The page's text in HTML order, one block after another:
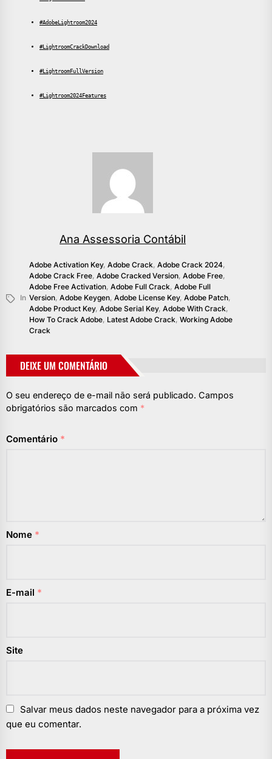
#AdobeLightroom2024
#LightroomCrackDownload
#LightroomFullVersion
#Lightroom2024Features
Ana Assessoria Contábil
In
Adobe Activation Key, Adobe Crack, Adobe Crack 2024,
Adobe Crack Free, Adobe Cracked Version, Adobe Free,
Adobe Free Activation, Adobe Full Crack, Adobe Full
Version, Adobe Keygen, Adobe License Key, Adobe Patch,
Adobe Product Key, Adobe Serial Key, Adobe With Crack,
How To Crack Adobe, Latest Adobe Crack, Working Adobe
Crack
DEIXE UM COMENTÁRIO
O seu endereço de e-mail não será publicado. Campos
obrigatórios são marcados com *
Comentário *
Nome *
E-mail *
Site
Salvar meus dados neste navegador para a próxima vez
que eu comentar.